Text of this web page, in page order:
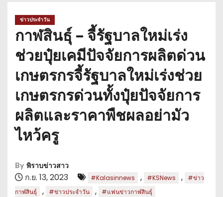
ข่าวประจำวัน
กาฬสินธุ์ – จี้รัฐบาลใหม่เร่ง
ช่วยปุ๋ยเคมีปัจจัยการผลิตด่วน
เกษตรกรจี้รัฐบาลใหม่เร่งช่วย
เกษตรกรด่วนทั้งปุ๋ยปัจจัยการ
ผลิตและราคาพืชผลอย่ามัว
ไหว้ครู
By พิราบข่าวสาว
ก.ย. 13, 2023 #Kalasinnews , #KSNews ,
#ข่าว
กาฬสินธุ์
, #ข่าวประจำวัน , #แฟนข่าวกาฬสินธุ์